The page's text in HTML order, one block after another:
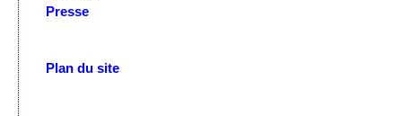
Presse
Plan du site